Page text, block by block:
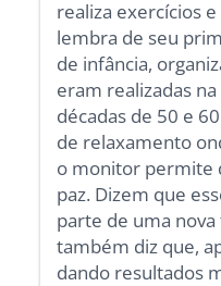
realiza exercícios
lembra de seu
de infância,
eram realizadas
décadas de 50 e
de relaxamento
o monitor permite
paz. Dizem que
parte de uma
também diz que,
dando resultados